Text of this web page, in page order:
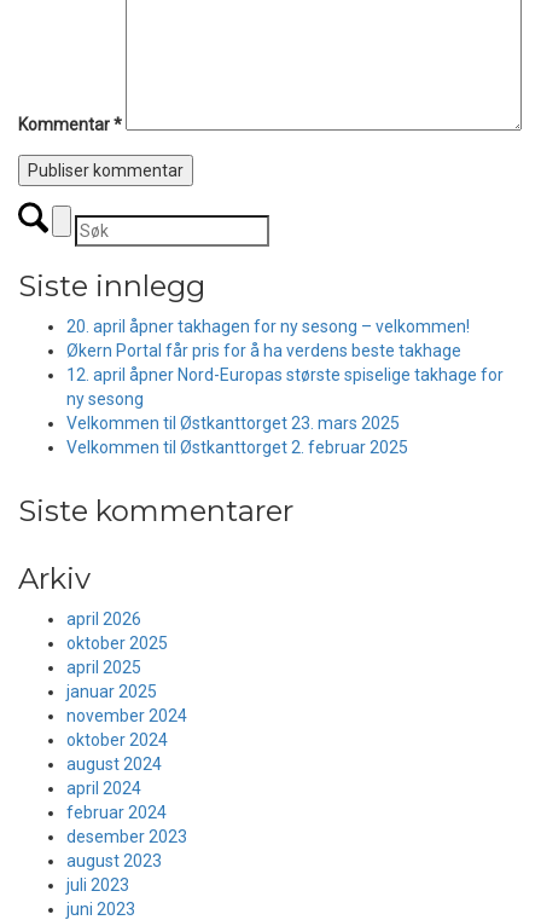
Kommentar*
Siste innlegg
20. april åpner takhagen for ny sesong – velkommen!
Økern Portal får pris for å ha verdens beste takhage
12. april åpner Nord-Europas største spiselige takhage for
ny sesong
Velkommen til Østkanttorget 23. mars 2025
Velkommen til Østkanttorget 2. februar 2025
Siste kommentarer
Arkiv
april 2026
oktober 2025
april 2025
januar 2025
november 2024
oktober 2024
august 2024
april 2024
februar 2024
desember 2023
august 2023
juli 2023
juni 2023